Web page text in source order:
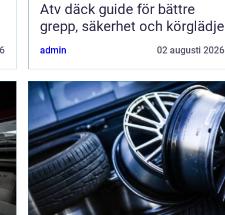
Atv däck guide för bättre
grepp, säkerhet och körglädje
admin 02 augusti 2026